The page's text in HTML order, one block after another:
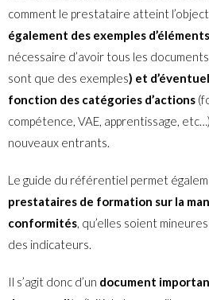
comment le prestataire atteint
également des exemples
nécessaire d’avoir tous les
sont que des exemples) et
fonction des catégories d’actions
compétence, VAE, apprentissage,
nouveaux entrants.
Le guide du référentiel permet
prestataires de formation sur la
conformités, qu’elles soient
des indicateurs.
Il s’agit donc d’un document